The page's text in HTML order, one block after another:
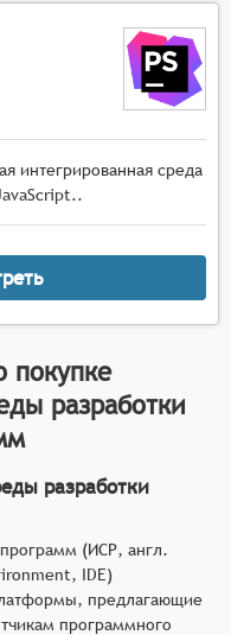
интегрированная среда
покупке
разработки
разработки
(ИСР, англ.
IDE)
предлагающие
программного